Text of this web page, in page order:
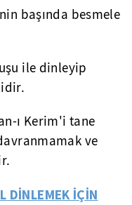
başında besmele
ile dinleyip
ı Kerim'i tane
ve
DİNLEMEK İÇİN